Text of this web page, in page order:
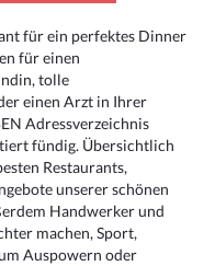
für ein perfektes Dinner
für einen
tolle
einen Arzt in Ihrer
Adressverzeichnis
fündig. Übersichtlich
Restaurants,
unserer schönen
Handwerker und
machen, Sport,
Auspowern oder